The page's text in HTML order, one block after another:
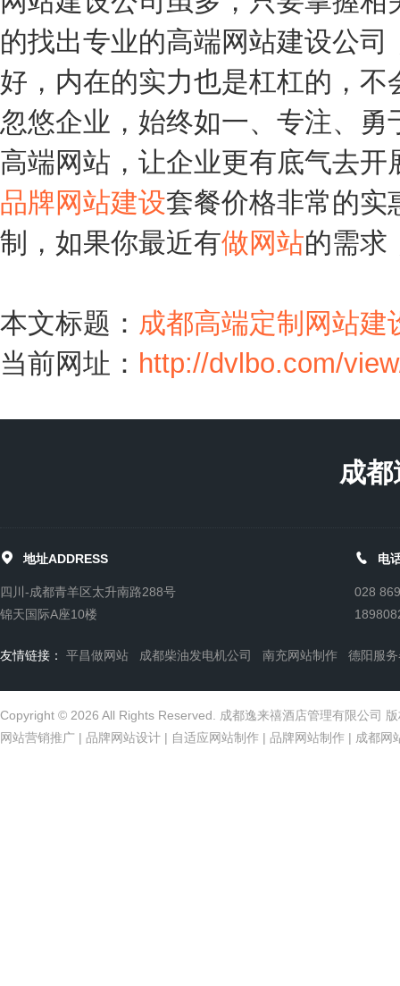
的找出专业的高端网站建设公
好，内在的实力也是杠杠的，
忽悠企业，始终如一、专注、
高端网站，让企业更有底气去
品牌网站建设套餐价格非常的实
制，如果你最近有做网站的需求
本文标题： 成都高端定制网站建
当前网址： http://dvlbo.com/
成
 地址ADDRESS
四川-成都青羊区太升南路288号
锦天国际A座10楼
 电
028
友情链接： 平昌做网站 成都柴油发电机公司 南充网站制作 德阳服
Copyright © 2026 All Rights Reserved. 成都逸来禧酒店管理有限公司
网站营销推广 | 品牌网站设计 | 自适应网站制作 | 品牌网站制作 | 成都网